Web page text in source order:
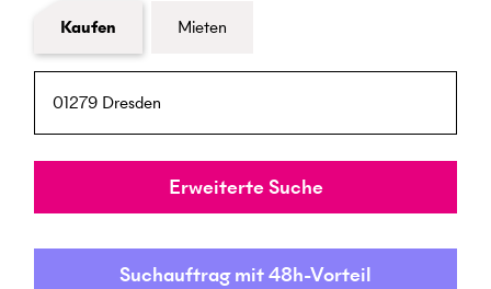
Formular Immobiliensuche
Kaufen Mieten
PLZ / Ort
Umkreis
Erweiterte Suche
Suchauftrag mit 48h-Vorteil